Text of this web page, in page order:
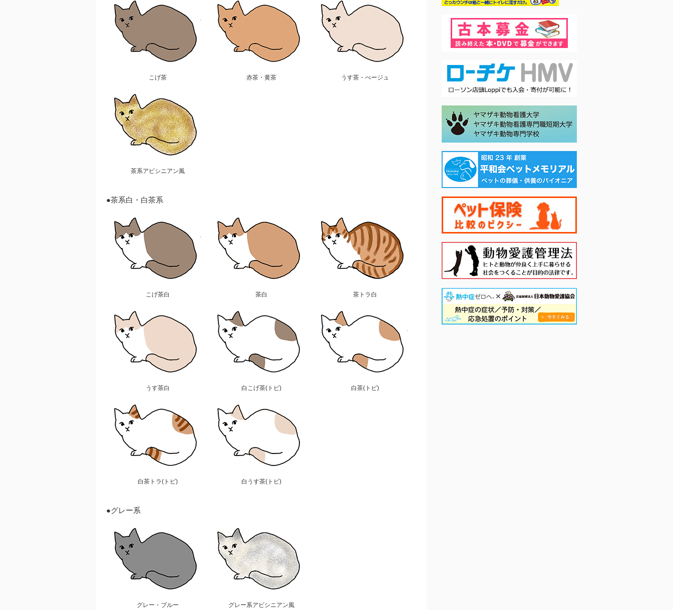
こげ茶 赤茶・黄茶 うす茶・べージュ
茶系アビシニアン風
●茶系白・白茶系
こげ茶白 茶白 茶トラ白
うす茶白 白こげ茶(トビ) 白茶(トビ)
白茶トラ(トビ) 白うす茶(トビ)
●グレー系
グレー・ブルー グレー系アビシニアン風